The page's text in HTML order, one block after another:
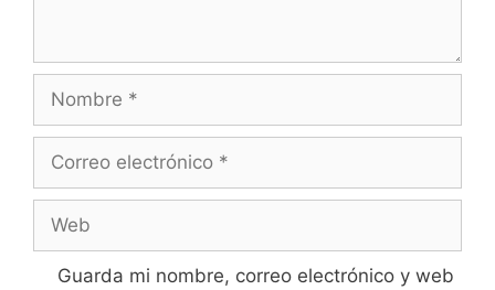
electrónico
Guarda mi nombre, correo electrónico y web